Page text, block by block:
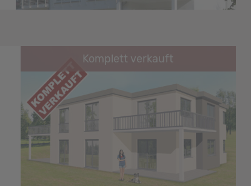
Komplett verkauft